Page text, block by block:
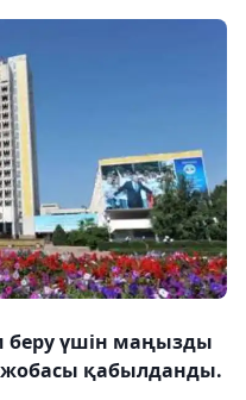
беру үшін маңызды
қабылданды.